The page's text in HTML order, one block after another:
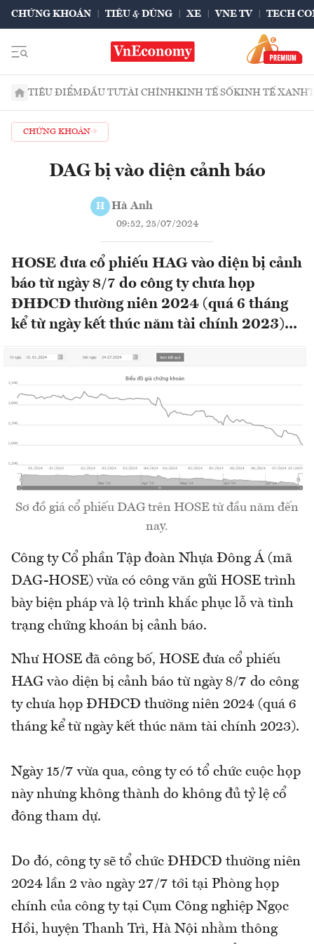
CHỨNG KHOÁN TIÊU & DÙNG XE VNE TV TECH
TIÊU ĐIỂMĐẦU TƯTÀI CHÍNHKINH TẾ SỐKINH TẾ XANH
CHỨNG KHOÁN
DAG bị vào diện cảnh báo
H Hà Anh
09:52, 25/07/2024
HOSE đưa cổ phiếu HAG vào diện bị cảnh
báo từ ngày 8/7 do công ty chưa họp
ĐHĐCĐ thường niên 2024 (quá 6 tháng
kể từ ngày kết thúc năm tài chính 2023)...
Sơ đồ giá cổ phiếu DAG trên HOSE từ đầu năm đến
nay.
Công ty Cổ phần Tập đoàn Nhựa Đông Á (mã
DAG-HOSE) vừa có công văn gửi HOSE trình
bày biện pháp và lộ trình khắc phục lỗ và tình
trạng chứng khoán bị cảnh báo.
Như HOSE đã công bố, HOSE đưa cổ phiếu
HAG vào diện bị cảnh báo từ ngày 8/7 do công
ty chưa họp ĐHĐCĐ thường niên 2024 (quá 6
tháng kể từ ngày kết thúc năm tài chính 2023).
Ngày 15/7 vừa qua, công ty có tổ chức cuộc họp
này nhưng không thành do không đủ tỷ lệ cổ
đông tham dự.
Do đó, công ty sẽ tổ chức ĐHĐCĐ thường niên
2024 lần 2 vào ngày 27/7 tới tại Phòng họp
chính của công ty tại Cụm Công nghiệp Ngọc
Hồi, huyện Thanh Trì, Hà Nội nhằm thông